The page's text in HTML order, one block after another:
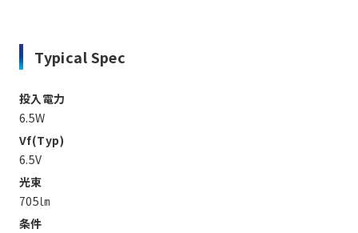
Typical Spec
投入電力
6.5W
Vf(Typ)
6.5V
光束
705㏐
条件